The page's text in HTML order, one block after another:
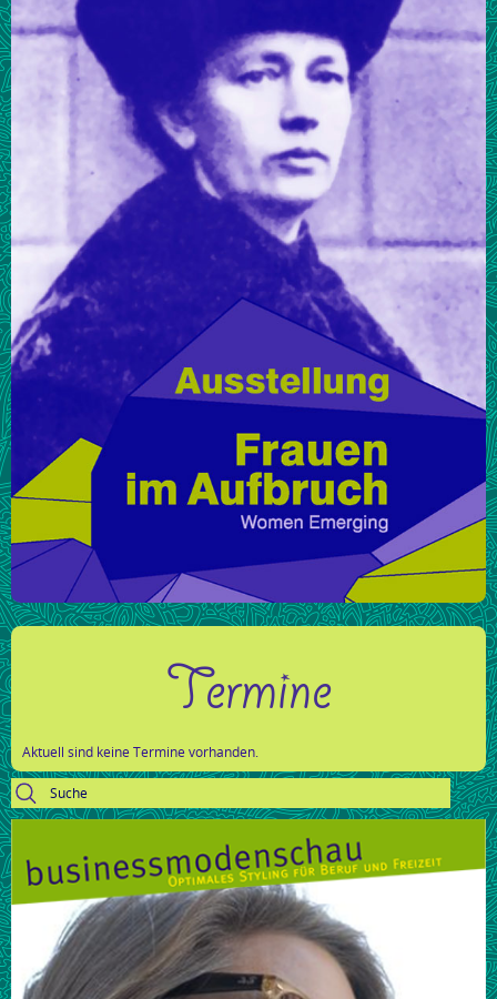
Termine
Aktuell sind keine Termine vorhanden.